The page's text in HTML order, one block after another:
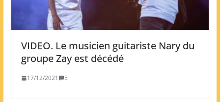
VIDEO. Le musicien guitariste Nary du
groupe Zay est décédé
17/12/2021 5